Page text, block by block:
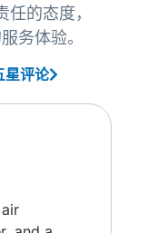
的态度，
务体验。
星评论